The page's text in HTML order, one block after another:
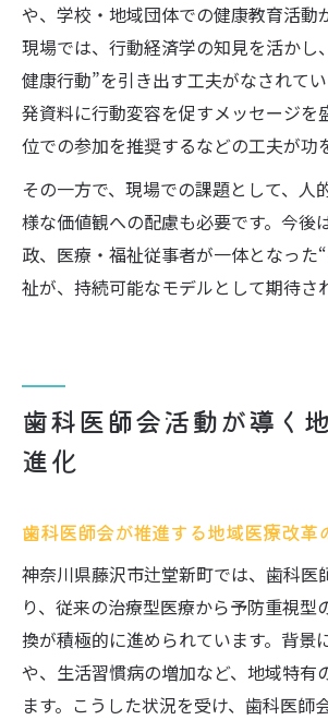
や、学校・地域団体での健康教育活動
現場では、行動経済学の知見を活かし
健康行動”を引き出す工夫がなされて
発資料に行動変容を促すメッセージを
位での参加を推奨するなどの工夫が功
その一方で、現場での課題として、人
様な価値観への配慮も必要です。今後
政、医療・福祉従事者が一体となった
祉が、持続可能なモデルとして期待さ
歯科医師会活動が導く
進化
歯科医師会が推進する地域医療改革
神奈川県藤沢市辻堂新町では、歯科医
り、従来の治療型医療から予防重視型
換が積極的に進められています。背景
や、生活習慣病の増加など、地域特有
ます。こうした状況を受け、歯科医師